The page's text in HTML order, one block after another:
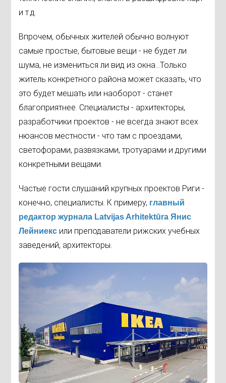
и т.д.
Впрочем, обычных жителей обычно волнуют
самые простые, бытовые вещи - не будет ли
шума, не измениться ли вид из окна...Только
житель конкретного района может сказать, что
это будет мешать или наоборот - станет
благоприятнее. Специалисты - архитекторы,
разработчики проектов - не всегда знают всех
нюансов местности - что там с проездами,
светофорами, развязками, тротуарами и другими
конкретными вещами.
Частые гости слушаний крупных проектов Риги -
конечно, специалисты. К примеру, главный
редактор журнала Latvijas Arhitektūra Янис
Лейниекс или преподаватели рижских учебных
заведений, архитекторы.